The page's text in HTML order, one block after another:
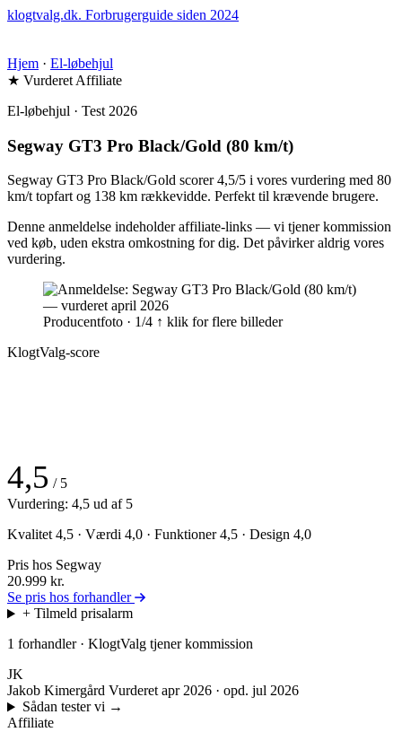
klogtvalg.dk. Forbrugerguide siden 2024
Hjem · El-løbehjul
★ Vurderet Affiliate
El-løbehjul · Test 2026
Segway GT3 Pro Black/Gold (80 km/t)
Segway GT3 Pro Black/Gold scorer 4,5/5 i vores vurdering med 80
km/t topfart og 138 km rækkevidde. Perfekt til krævende brugere.
Denne anmeldelse indeholder affiliate-links — vi tjener kommission
ved køb, uden ekstra omkostning for dig. Det påvirker aldrig vores
vurdering.
Producentfoto · 1/4 ↑ klik for flere billeder
KlogtValg-score
4,5 / 5
Vurdering: 4,5 ud af 5
Kvalitet 4,5 · Værdi 4,0 · Funktioner 4,5 · Design 4,0
Pris hos Segway
20.999 kr.
Se pris hos forhandler
+ Tilmeld prisalarm
1 forhandler · KlogtValg tjener kommission
JK
Jakob Kimergård Vurderet apr 2026 · opd. jul 2026
Sådan tester vi →
Affiliate